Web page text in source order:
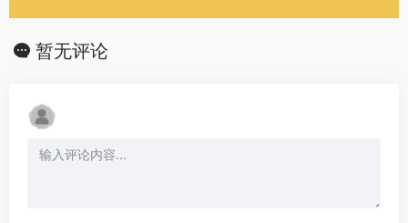
暂无评论